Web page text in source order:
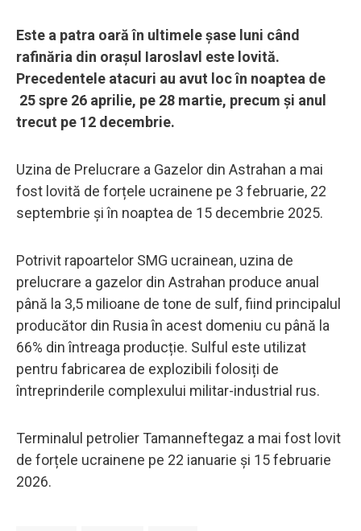
Este a patra oară în ultimele șase luni când
rafinăria din orașul Iaroslavl este lovită.
Precedentele atacuri au avut loc în noaptea de
25 spre 26 aprilie, pe 28 martie, precum și anul
trecut pe 12 decembrie.
Uzina de Prelucrare a Gazelor din Astrahan a mai
fost lovită de forțele ucrainene pe 3 februarie, 22
septembrie și în noaptea de 15 decembrie 2025.
Potrivit rapoartelor SMG ucrainean, uzina de
prelucrare a gazelor din Astrahan produce anual
până la 3,5 milioane de tone de sulf, fiind principalul
producător din Rusia în acest domeniu cu până la
66% din întreaga producție. Sulful este utilizat
pentru fabricarea de explozibili folosiți de
întreprinderile complexului militar-industrial rus.
Terminalul petrolier Tamanneftegaz a mai fost lovit
de forțele ucrainene pe 22 ianuarie și 15 februarie
2026.